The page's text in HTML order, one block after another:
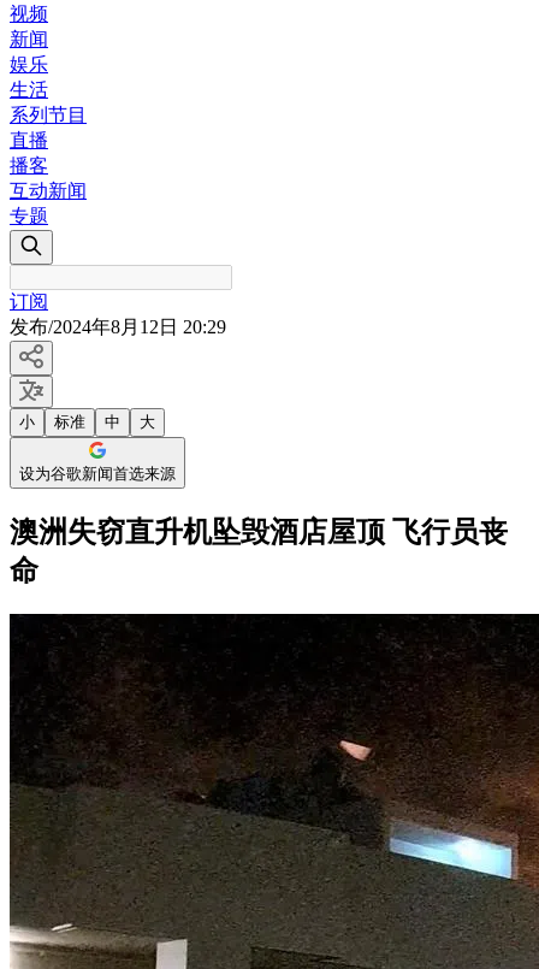
视频
新闻
娱乐
生活
系列节目
直播
播客
互动新闻
专题
订阅
发布/2024年8月12日 20:29
小 标准 中 大
设为谷歌新闻首选来源
澳洲失窃直升机坠毁酒店屋顶 飞行员丧
命